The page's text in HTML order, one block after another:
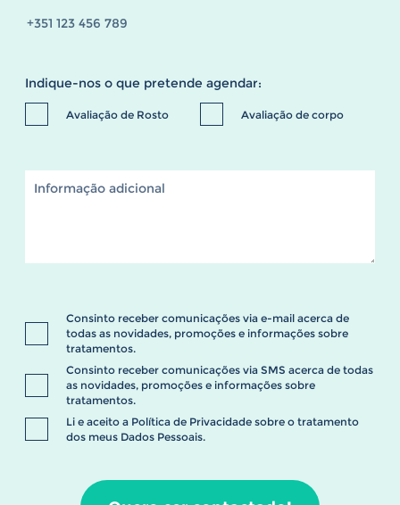
Indique-nos o que pretende agendar:
Avaliação de Rosto Avaliação de corpo
Consinto receber comunicações via e-mail acerca de
todas as novidades, promoções e informações sobre
tratamentos.
Consinto receber comunicações via SMS acerca de todas
as novidades, promoções e informações sobre
tratamentos.
Li e aceito a Política de Privacidade sobre o tratamento
dos meus Dados Pessoais.